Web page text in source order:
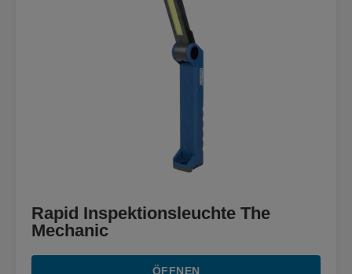
Rapid Inspektionsleuchte The
Mechanic
ÖFFNEN